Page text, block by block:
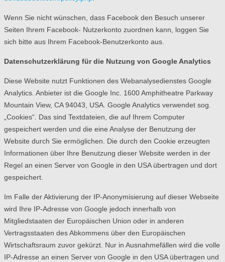
Wenn Sie nicht wünschen, dass Facebook den Besuch unserer
Seiten Ihrem Facebook- Nutzerkonto zuordnen kann, loggen Sie
sich bitte aus Ihrem Facebook-Benutzerkonto aus.
Datenschutzerklärung für die Nutzung von Google Analytics
Diese Website nutzt Funktionen des Webanalysedienstes Google
Analytics. Anbieter ist die Google Inc. 1600 Amphitheatre Parkway
Mountain View, CA 94043, USA. Google Analytics verwendet sog.
„Cookies“. Das sind Textdateien, die auf Ihrem Computer
gespeichert werden und die eine Analyse der Benutzung der
Website durch Sie ermöglichen. Die durch den Cookie erzeugten
Informationen über Ihre Benutzung dieser Website werden in der
Regel an einen Server von Google in den USA übertragen und dort
gespeichert.
Im Falle der Aktivierung der IP-Anonymisierung auf dieser Webseite
wird Ihre IP-Adresse von Google jedoch innerhalb von
Mitgliedstaaten der Europäischen Union oder in anderen
Vertragsstaaten des Abkommens über den Europäischen
Wirtschaftsraum zuvor gekürzt. Nur in Ausnahmefällen wird die volle
IP-Adresse an einen Server von Google in den USA übertragen und